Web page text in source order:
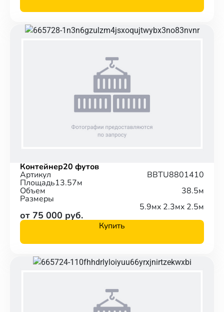
Контейнер20 футов
Артикул BBTU8801410
Площадь13.57м
Объем 38.5м
Размеры
5.9мx 2.3мx 2.5м
от 75 000 руб.
Купить